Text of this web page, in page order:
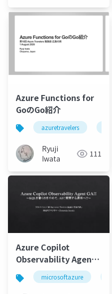
Azure Functions for
GoのGo紹介
azuretravelers
Ryuji
Iwata
111
Azure Copilot
Observability Agent
GA!!～KQLを書くのを
やめて、AIに質問する
microsoftazure